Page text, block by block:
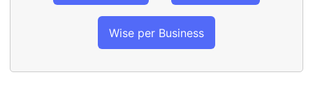
Wise per Business